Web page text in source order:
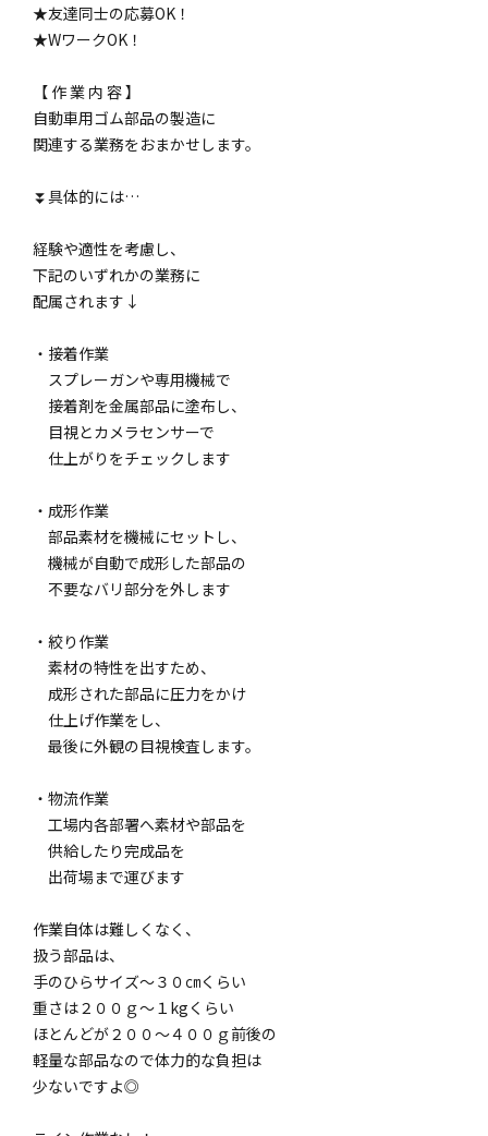
★友達同士の応募OK！
★WワークOK！
【 作 業 内 容 】
自動車用ゴム部品の製造に
関連する業務をおまかせします。
⏬️具体的には…
経験や適性を考慮し、
下記のいずれかの業務に
配属されます↓
・接着作業
スプレーガンや専用機械で
接着剤を金属部品に塗布し、
目視とカメラセンサーで
仕上がりをチェックします
・成形作業
部品素材を機械にセットし、
機械が自動で成形した部品の
不要なバリ部分を外します
・絞り作業
素材の特性を出すため、
成形された部品に圧力をかけ
仕上げ作業をし、
最後に外観の目視検査します。
・物流作業
工場内各部署へ素材や部品を
供給したり完成品を
出荷場まで運びます
作業自体は難しくなく、
扱う部品は、
手のひらサイズ～３０㎝くらい
重さは２００ｇ～１kgくらい
ほとんどが２００～４００ｇ前後の
軽量な部品なので体力的な負担は
少ないですよ◎